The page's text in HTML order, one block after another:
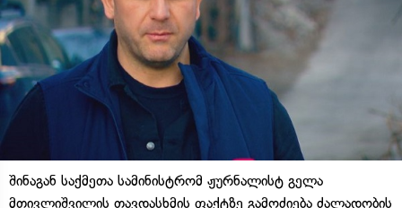
შინაგან საქმეთა სამინისტრომ ჟურნალისტ გელა
მთივლიშვილის თავდასხმის ფაქტზე გამოძიება ძალადობის